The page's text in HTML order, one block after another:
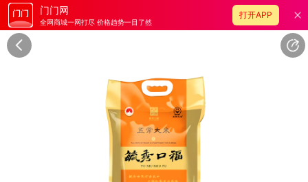
门门网
全网商城一网打尽 价格趋势一目了然
打开APP